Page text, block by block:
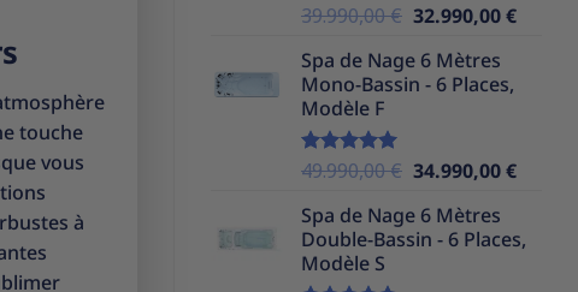
touche
vous
à
Note5.00
39.990,00€ Le
initial
était :
32.990,00€Le
Spa de Nage 6 Mètres
Mono-Bassin - 6 Places,
Modèle F
Note5.00
49.990,00€ Le
initial
était :
34.990,00€Le
est :
Spa de Nage 6 Mètres
Double-Bassin - 6 Places,
Modèle S